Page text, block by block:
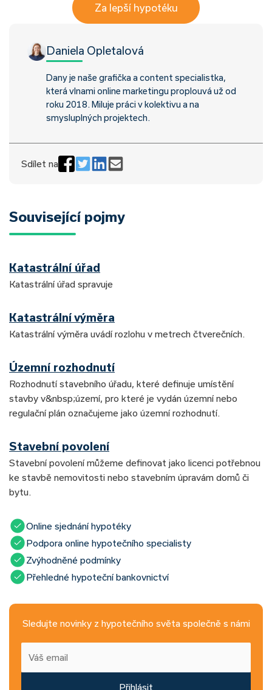
Za lepší hypotéku
Daniela Opletalová
Dany je naše grafička a content specialistka,
která vlnami online marketingu proplouvá už od
roku 2018. Miluje práci v kolektivu a na
smysluplných projektech.
Sdílet na
Související pojmy
Katastrální úřad
Katastrální úřad spravuje
Katastrální výměra
Katastrální výměra uvádí rozlohu v metrech čtverečních.
Územní rozhodnutí
Rozhodnutí stavebního úřadu, které definuje umístění
stavby v&nbsp;území, pro které je vydán územní nebo
regulační plán označujeme jako územní rozhodnutí.
Stavební povolení
Stavební povolení můžeme definovat jako licenci potřebnou
ke stavbě nemovitosti nebo stavebním úpravám domů či
bytu.
Online sjednání hypotéky
Podpora online hypotečního specialisty
Zvýhodněné podmínky
Přehledné hypoteční bankovnictví
Sledujte novinky z hypotečního světa společně s námi
Přihlásit